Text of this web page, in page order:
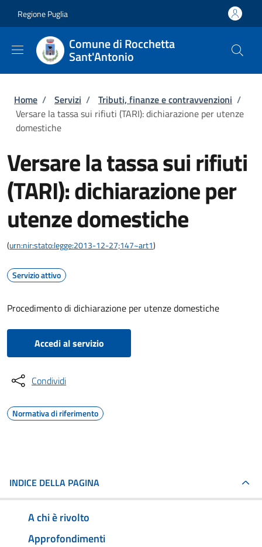
Regione Puglia
Comune di Rocchetta
Sant'Antonio
Briciole di pane
Home / Servizi / Tributi, finanze e contravvenzioni /
Versare la tassa sui rifiuti (TARI): dichiarazione per utenze
domestiche
Versare la tassa sui rifiuti
(TARI): dichiarazione per
utenze domestiche
(urn:nir:stato:legge:2013-12-27;147~art1)
Servizio attivo
Procedimento di dichiarazione per utenze domestiche
Accedi al servizio
Condividi
Normativa di riferimento
INDICE DELLA PAGINA
A chi è rivolto
Approfondimenti